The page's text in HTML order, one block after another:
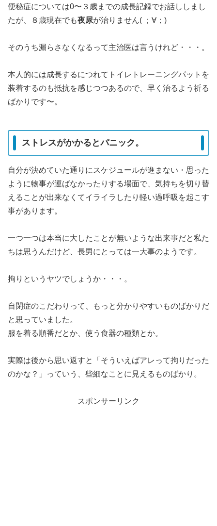
便秘症については0〜３歳までの成長記録でお話ししまし
たが、８歳現在でも夜尿が治りません( ；∀；)
そのうち漏らさなくなるって主治医は言うけれど・・・。
本人的には成長するにつれてトイレトレーニングパットを
装着するのも抵抗を感じつつあるので、早く治るよう祈る
ばかりです〜。
ストレスがかかるとパニック。
自分が決めていた通りにスケジュールが進まない・思った
ように物事が運ばなかったりする場面で、気持ちを切り替
えることが出来なくてイライラしたり軽い過呼吸を起こす
事があります。
一つ一つは本当に大したことが無いような出来事だと私た
ちは思うんだけど、長男にとっては一大事のようです。
拘りというヤツでしょうか・・・。
自閉症のこだわりって、もっと分かりやすいものばかりだ
と思っていました。
服を着る順番だとか、使う食器の種類とか。
実際は後から思い返すと「そういえばアレって拘りだった
のかな？」っていう、些細なことに見えるものばかり。
スポンサーリンク